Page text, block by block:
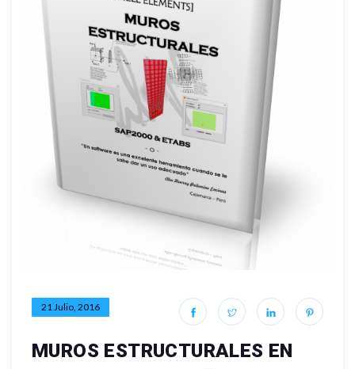
21 Julio, 2016
MUROS ESTRUCTURALES EN